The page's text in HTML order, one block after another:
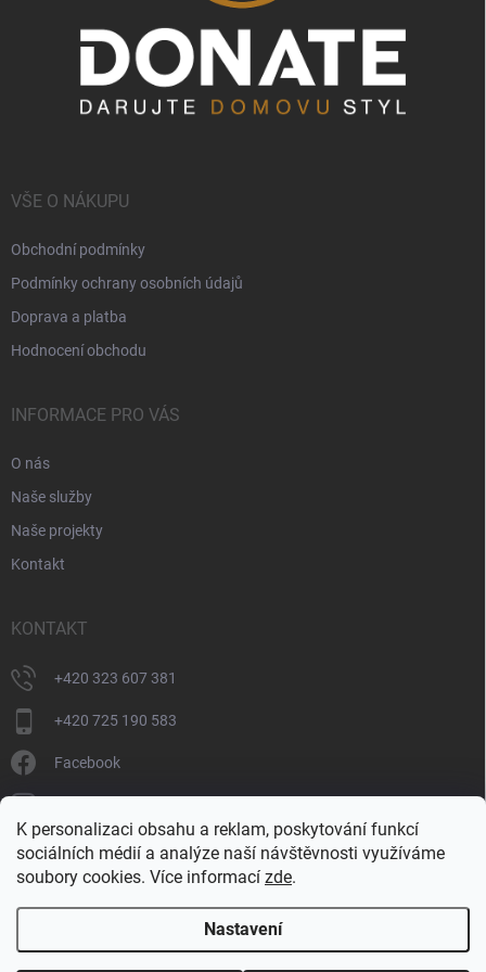
K personalizaci obsahu a reklam, poskytování funkcí
sociálních médií a analýze naší návštěvnosti využíváme
soubory cookies. Více informací zde.
Nastavení
VŠE O NÁKUPU
Obchodní podmínky
Podmínky ochrany osobních údajů
Doprava a platba
Hodnocení obchodu
INFORMACE PRO VÁS
O nás
Naše služby
Naše projekty
Kontakt
KONTAKT
+420 323 607 381
+420 725 190 583
Facebook
+420 725 190 583